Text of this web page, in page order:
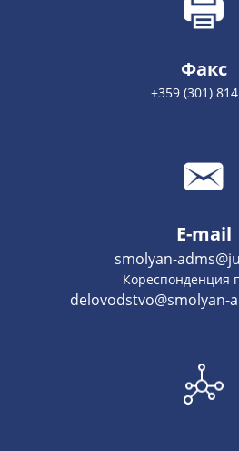
Факс
+359 (301)
E-mail
smolyan-
Кореспонденция
delovodstvo@smolyan-